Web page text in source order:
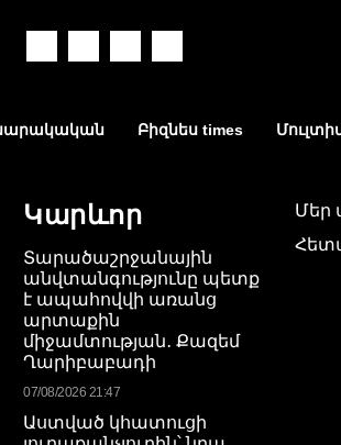
Բիզնես times
Կարևոր
Տարածաշրջանային
անվտանգությունը պետք
է ապահովվի առանց
արտաքին
միջամտության․ Քազեմ
Ղարիբաբադի
07/08/2026 21:47
Աստված կհատուցի
Մեր